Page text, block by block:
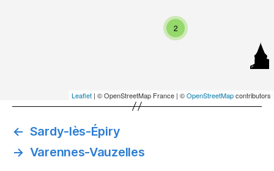
2
Leaflet | © OpenStreetMap France | ©OpenStreetMapcontributors
← Sardy-lès-Épiry
→ Varennes-Vauzelles